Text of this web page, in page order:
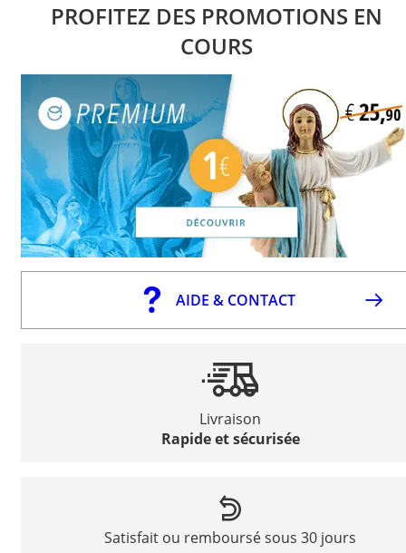
PROFITEZ DES PROMOTIONS EN
COURS
AIDE & CONTACT
Livraison
Rapide et sécurisée
Satisfait ou remboursé sous 30 jours